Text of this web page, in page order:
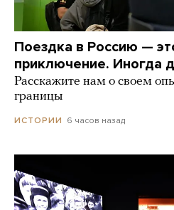
Поездка в Россию —
приключение. Иногда
Расскажите нам о своем
границы
ИСТОРИИ 6 часов назад